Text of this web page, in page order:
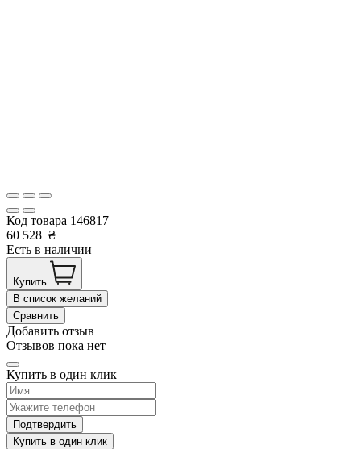
Код товара 146817
60 528 ₴
Есть в наличии
Купить
В список желаний
Сравнить
Добавить отзыв
Отзывов пока нет
Купить в один клик
Подтвердить
Купить в один клик